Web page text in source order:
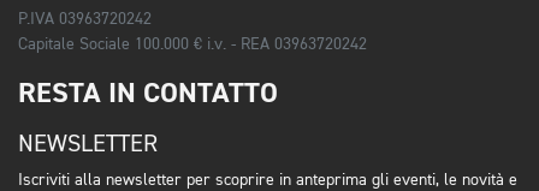
P.IVA 03963720242
Capitale Sociale 100.000 € i.v. - REA 03963720242
RESTA IN CONTATTO
NEWSLETTER
Iscriviti alla newsletter per scoprire in anteprima gli eventi, le novità e